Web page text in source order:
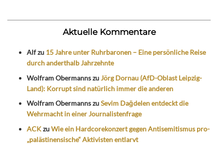
Aktuelle Kommentare
Alfzu 15 Jahre unter Ruhrbaronen – Eine persönliche Reise
durch anderthalb Jahrzehnte
Wolfram ObermannszuJörg Dornau (AfD-Oblast Leipzig-
Land): Korrupt sind natürlich immer die anderen
Wolfram ObermannszuSevim Dağdelen entdeckt die
Wehrmacht in einer Journalistenfrage
ACKzuWie ein Hardcorekonzert gegen Antisemitismus pro-
„palästinensische“ Aktivisten entlarvt